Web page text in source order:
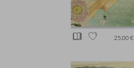
25.00 €